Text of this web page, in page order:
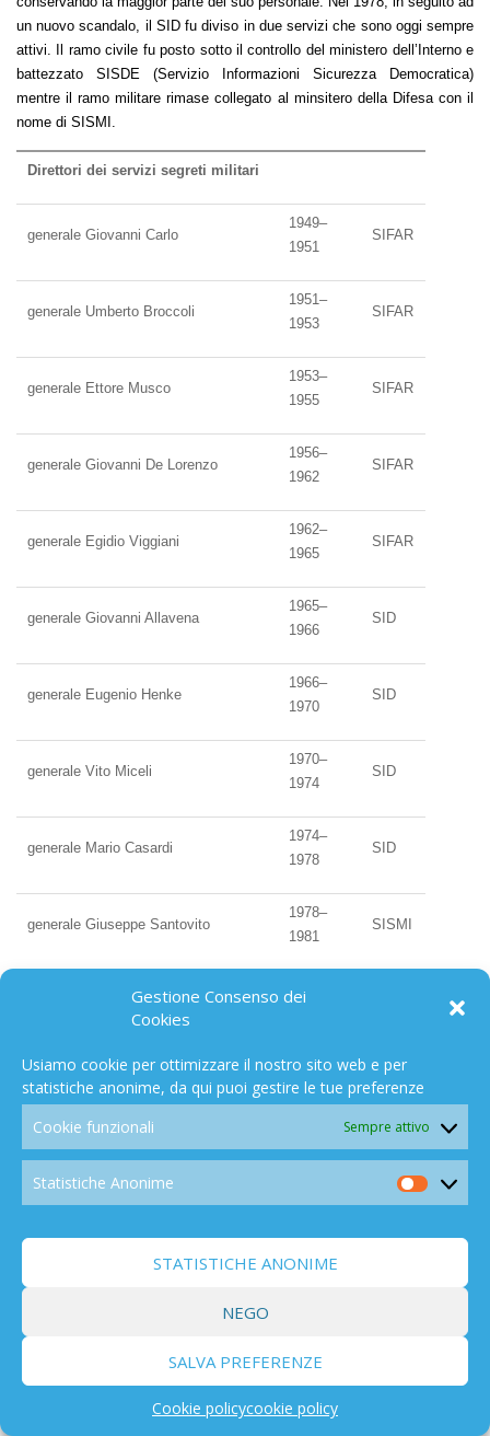
Gestione Consenso dei
Cookies
Usiamo cookie per ottimizzare il nostro sito web e per
statistiche anonime, da qui puoi gestire le tue preferenze
Cookie funzionali
Sempre attivo
Statistiche Anonime
STATISTICHE ANONIME
NEGO
SALVA PREFERENZE
Cookie policycookie policy
un nuovo scandalo, il SID fu diviso in due servizi che sono oggi sempre
attivi. Il ramo civile fu posto sotto il controllo del ministero dell’Interno e
battezzato SISDE (Servizio Informazioni Sicurezza Democratica)
mentre il ramo militare rimase collegato al minsitero della Difesa con il
nome di SISMI.
Direttori dei servizi segreti militari
generale Giovanni Carlo
1949–
1951
SIFAR
generale Umberto Broccoli
1951–
1953
SIFAR
generale Ettore Musco
1953–
1955
SIFAR
generale Giovanni De Lorenzo
1956–
1962
SIFAR
generale Egidio Viggiani
1962–
1965
SIFAR
generale Giovanni Allavena
1965–
1966
SID
generale Eugenio Henke
1966–
1970
SID
generale Vito Miceli
1970–
1974
SID
generale Mario Casardi
1974–
1978
SID
generale Giuseppe Santovito
1978–
1981
SISMI
generale Nino Lugaresi
1981–
ammiraglio Fulvio Martini
1984–
1991
SISMI
generale Luigi Ramponi SISMI
generale Cesare Pucci
1992–
generale Sergio Siracusa
1996